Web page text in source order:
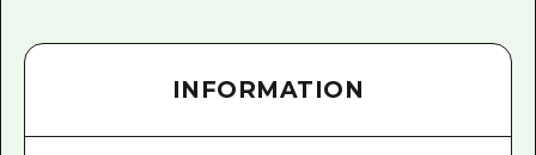
INFORMATION